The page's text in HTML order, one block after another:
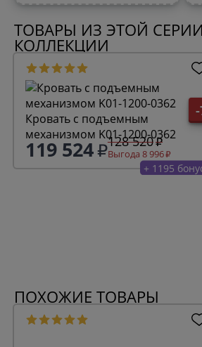
ТОВАРЫ ИЗ ЭТОЙ
КОЛЛЕКЦИИ
Кровать с подъемным
механизмом K01-1200-0362
119 524 128 520
Выгода 8 996
+ 1195
ПОХОЖИЕ ТОВАРЫ